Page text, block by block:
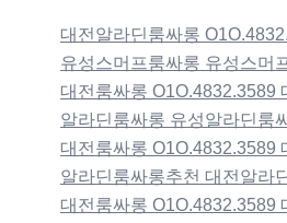
대전알라딘룸싸롱
유성스머프룸싸롱 유성스머
대전룸싸롱 O1O.4832.3589
알라딘룸싸롱 유성알라딘룸
대전룸싸롱 O1O.4832.3589
알라딘룸싸롱추천 대전알라
대전룸싸롱 O1O.4832.3589